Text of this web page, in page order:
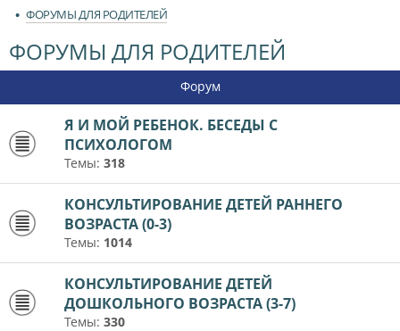
ФОРУМЫ ДЛЯ РОДИТЕЛЕЙ
ФОРУМЫ ДЛЯ РОДИТЕЛЕЙ
Форум
Я И МОЙ РЕБЕНОК. БЕСЕДЫ С
ПСИХОЛОГОМ
Темы: 318
КОНСУЛЬТИРОВАНИЕ ДЕТЕЙ РАННЕГО
ВОЗРАСТА (0-3)
Темы: 1014
КОНСУЛЬТИРОВАНИЕ ДЕТЕЙ
ДОШКОЛЬНОГО ВОЗРАСТА (3-7)
Темы: 330